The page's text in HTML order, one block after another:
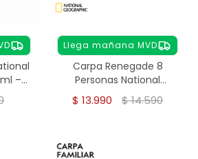
–
Llega mañana MVD
Carpa Renegade 8
Personas National
Geographic
$ 13.990 $14.590